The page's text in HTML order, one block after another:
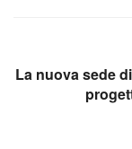
La nuova sede